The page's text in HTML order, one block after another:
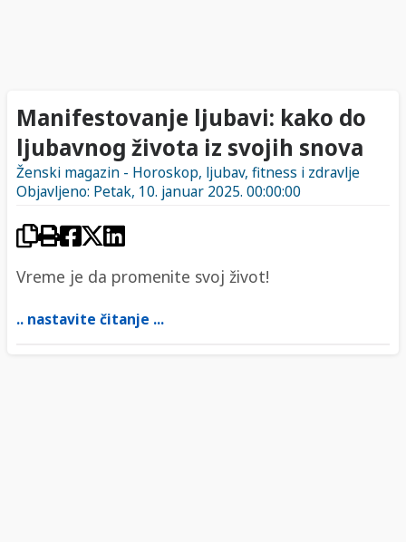
Manifestovanje ljubavi: kako do
ljubavnog života iz svojih snova
Ženski magazin - Horoskop, ljubav, fitness i zdravlje
Objavljeno: Petak, 10. januar 2025. 00:00:00
Vreme je da promenite svoj život!
.. nastavite čitanje ...